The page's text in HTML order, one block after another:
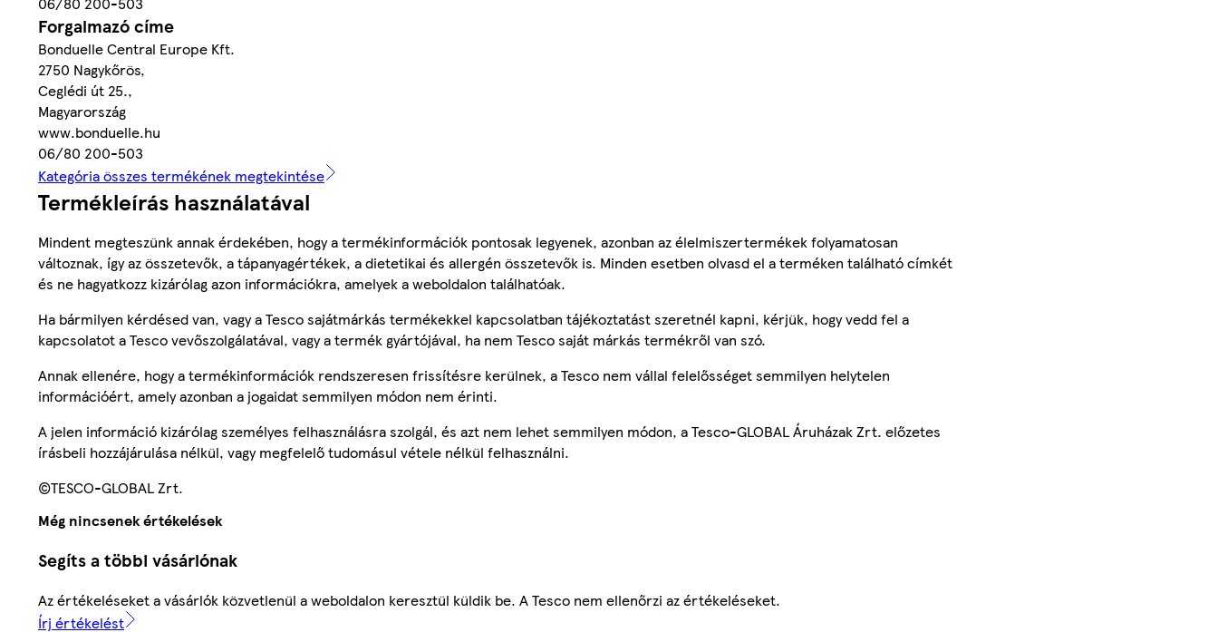
Forgalmazó címe
Bonduelle Central Europe Kft.
2750 Nagykőrös,
Ceglédi út 25.,
Magyarország
www.bonduelle.hu
06/80 200-503
Kategória összes termékének megtekintése
Termékleírás használatával
Mindent megteszünk annak érdekében, hogy a termékinformációk pontosak legyenek, azonban az élelmiszertermékek folyamatosan
változnak, így az összetevők, a tápanyagértékek, a dietetikai és allergén összetevők is. Minden esetben olvasd el a terméken található címkét
és ne hagyatkozz kizárólag azon információkra, amelyek a weboldalon találhatóak.
Ha bármilyen kérdésed van, vagy a Tesco sajátmárkás termékekkel kapcsolatban tájékoztatást szeretnél kapni, kérjük, hogy vedd fel a
kapcsolatot a Tesco vevőszolgálatával, vagy a termék gyártójával, ha nem Tesco saját márkás termékről van szó.
Annak ellenére, hogy a termékinformációk rendszeresen frissítésre kerülnek, a Tesco nem vállal felelősséget semmilyen helytelen
információért, amely azonban a jogaidat semmilyen módon nem érinti.
A jelen információ kizárólag személyes felhasználásra szolgál, és azt nem lehet semmilyen módon, a Tesco-GLOBAL Áruházak Zrt. előzetes
írásbeli hozzájárulása nélkül, vagy megfelelő tudomásul vétele nélkül felhasználni.
©TESCO-GLOBAL Zrt.
Még nincsenek értékelések
Segíts a többi vásárlónak
Az értékeléseket a vásárlók közvetlenül a weboldalon keresztül küldik be. A Tesco nem ellenőrzi az értékeléseket.
Írj értékelést